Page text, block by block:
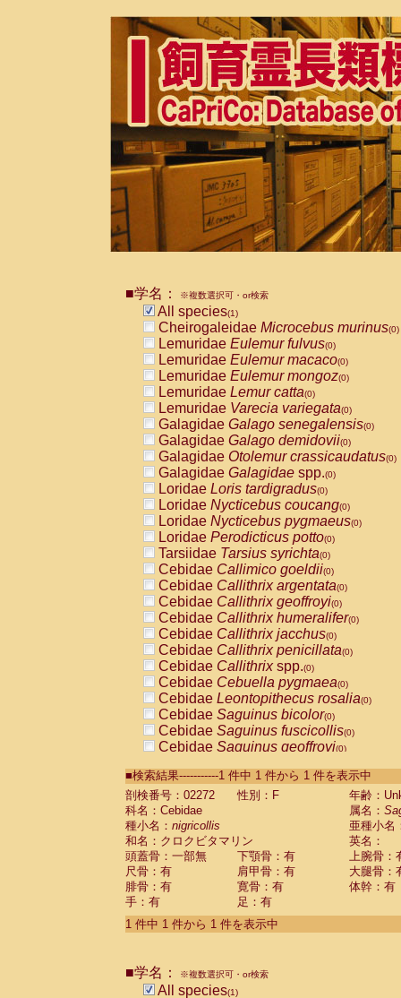
■学名： ※複数選択可・or検索
All species(1)
Cheirogaleidae Microcebus murinus(0)
Lemuridae Eulemur fulvus(0)
Lemuridae Eulemur macaco(0)
Lemuridae Eulemur mongoz(0)
Lemuridae Lemur catta(0)
Lemuridae Varecia variegata(0)
Galagidae Galago senegalensis(0)
Galagidae Galago demidovii(0)
Galagidae Otolemur crassicaudatus(0)
Galagidae Galagidae spp.(0)
Loridae Loris tardigradus(0)
Loridae Nycticebus coucang(0)
Loridae Nycticebus pygmaeus(0)
Loridae Perodicticus potto(0)
Tarsiidae Tarsius syrichta(0)
Cebidae Callimico goeldii(0)
Cebidae Callithrix argentata(0)
Cebidae Callithrix geoffroyi(0)
Cebidae Callithrix humeralifer(0)
Cebidae Callithrix jacchus(0)
Cebidae Callithrix penicillata(0)
Cebidae Callithrixspp.(0)
Cebidae Cebuella pygmaea(0)
Cebidae Leontopithecus rosalia(0)
Cebidae Saguinus bicolor(0)
Cebidae Saguinus fuscicollis(0)
Cebidae Saguinus geoffroyi(0)
CebidaeSaguinus labiatus(0)
Cebidae Saguinus leucopus (0)
Cebidae
CebidaeSaguinus mystax
CebidaeSaguinus nigricollis (1)
Cebidae Saguinus oedipus
Cebidae Saguinus weddelli
Cebidae Saguinusspp.
Cebidae Aotus trivirgatus
Cebidae Cebus albifrons
CebidaeCebus nigrivittatus
CebidaeCebus
■検索結果-----------1 件中 1 件から 1 件を表示中
剖検番号：02272
性別：F
年齢：
科名：Cebidae
属名：
種小名： nigricollis
亜種小名
和名：クロクビタマリン
英名：
頭蓋骨：一部無
下顎骨：有
上腕骨：
尺骨：有
肩甲骨：有
大腿骨：
腓骨：有
寛骨：有
体幹：有
手：有
足：有
1 件中 1 件から 1 件を表示中
■学名： ※複数選択可・or検索
All species(1)